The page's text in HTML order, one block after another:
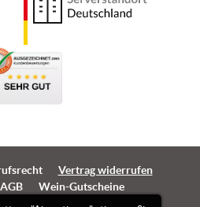
Vertrag widerrufen
AGB Wein-Gutscheine